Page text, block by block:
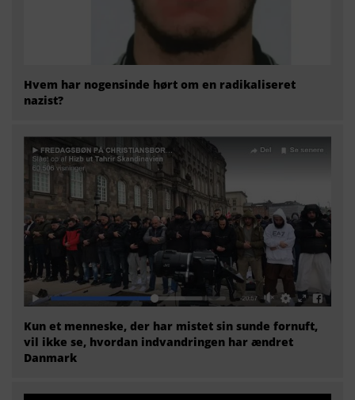
Hvem har nogensinde hørt om en radikaliseret
nazist?
Kun et menneske, der har mistet sin sunde fornuft,
vil ikke se, hvordan indvandringen har ændret
Danmark